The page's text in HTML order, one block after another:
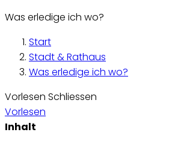
Was erledige ich wo?
Start
Stadt & Rathaus
Was erledige ich wo?
Vorlesen Schliessen
Vorlesen
Inhalt